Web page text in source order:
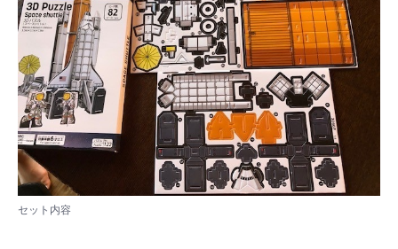
セット内容